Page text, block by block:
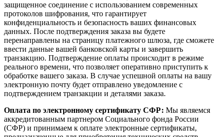
защищенное соединение с использованием современных
протоколов шифрования, что гарантирует
конфиденциальность и безопасность ваших финансовых
данных. После подтверждения заказа вы будете
перенаправлены на страницу платежного шлюза, где сможете
ввести данные вашей банковской карты и завершить
транзакцию. Подтверждение оплаты происходит в режиме
реального времени, что позволяет оперативно приступить к
обработке вашего заказа. В случае успешной оплаты на вашу
электронную почту будет отправлено уведомление с
подтверждением транзакции и деталями заказа.
Оплата по электронному сертификату СФР: Мы являемся
аккредитованным партнером Социального фонда России
(СФР) и принимаем к оплате электронные сертификаты,